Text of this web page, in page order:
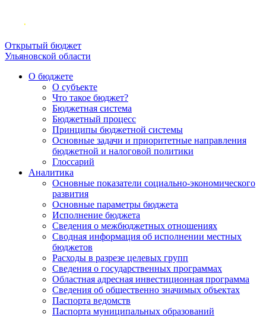
Открытый бюджет
Ульяновской области
О бюджете
О субъекте
Что такое бюджет?
Бюджетная система
Бюджетный процесс
Принципы бюджетной системы
Основные задачи и приоритетные направления
бюджетной и налоговой политики
Глоссарий
Аналитика
Основные показатели социально-экономического
развития
Основные параметры бюджета
Исполнение бюджета
Сведения о межбюджетных отношениях
Сводная информация об исполнении местных
бюджетов
Расходы в разрезе целевых групп
Сведения о государственных программах
Областная адресная инвестиционная программа
Сведения об общественно значимых объектах
Паспорта ведомств
Паспорта муниципальных образований